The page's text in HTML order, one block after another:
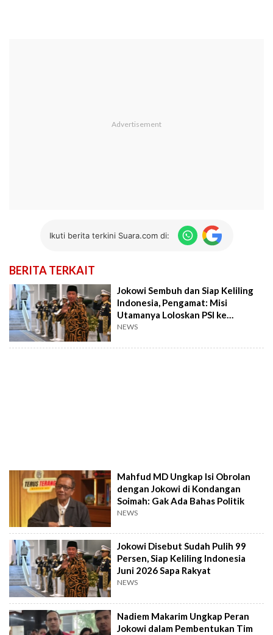
Ikuti berita terkini Suara.com di:
BERITA TERKAIT
Jokowi Sembuh dan Siap Keliling
Indonesia, Pengamat: Misi
Utamanya Loloskan PSI ke
Senayan!
NEWS
Mahfud MD Ungkap Isi Obrolan
dengan Jokowi di Kondangan
Soimah: Gak Ada Bahas Politik
NEWS
Jokowi Disebut Sudah Pulih 99
Persen, Siap Keliling Indonesia
Juni 2026 Sapa Rakyat
NEWS
Nadiem Makarim Ungkap Peran
Jokowi dalam Pembentukan Tim